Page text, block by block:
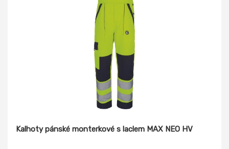
Kalhoty pánské monterkové s laclem MAX NEO HV